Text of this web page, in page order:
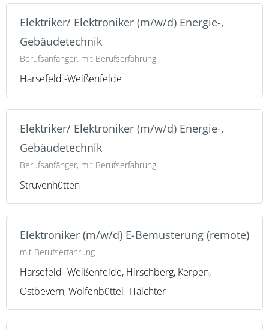
Elektriker/ Elektroniker (m/w/d) Energie-,
Gebäudetechnik
Berufsanfänger, mit Berufserfahrung
Harsefeld -Weißenfelde
Elektriker/ Elektroniker (m/w/d) Energie-,
Gebäudetechnik
Berufsanfänger, mit Berufserfahrung
Struvenhütten
Elektroniker (m/w/d) E-Bemusterung (remote)
mit Berufserfahrung
Harsefeld -Weißenfelde, Hirschberg, Kerpen,
Ostbevern, Wolfenbüttel- Halchter